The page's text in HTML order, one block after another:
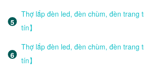
Thợ lắp đèn led, đèn chùm, đèn trang
tín】
Thợ lắp đèn led, đèn chùm, đèn trang
tín】